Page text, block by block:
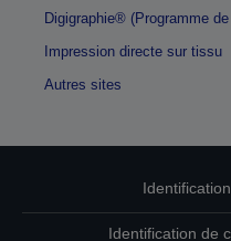
Digigraphie® (Programme
Impression directe sur tissu
Autres sites
Identification de